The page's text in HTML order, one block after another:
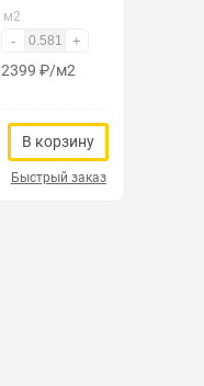
м2
- +
2399 ₽/м2
В корзину
Быстрый заказ